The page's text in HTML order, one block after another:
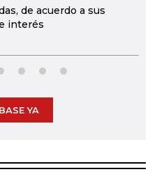
de acuerdo a sus
interés
YA